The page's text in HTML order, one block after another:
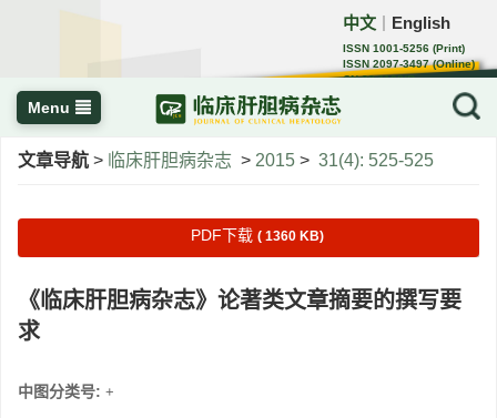
中文 English
ISSN 1001-5256 (Print)
ISSN 2097-3497 (Online)
CN 22-1108/R
Menu
文章导航 > 临床肝胆病杂志 > 2015 > 31(4): 525-525
PDF下载 ( 1360 KB)
《临床肝胆病杂志》论著类文章摘要的撰写要
求
中图分类号: +